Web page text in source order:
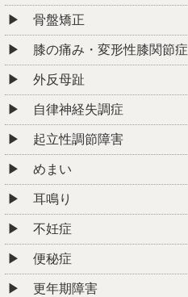
骨盤矯正
膝の痛み・変形性膝関節症
外反母趾
自律神経失調症
起立性調節障害
めまい
耳鳴り
不妊症
便秘症
更年期障害